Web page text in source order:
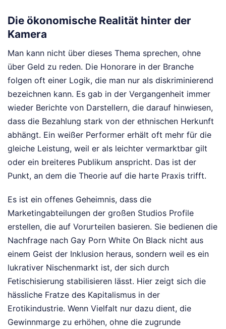
Die ökonomische Realität hinter der
Kamera
Man kann nicht über dieses Thema sprechen, ohne
über Geld zu reden. Die Honorare in der Branche
folgen oft einer Logik, die man nur als diskriminierend
bezeichnen kann. Es gab in der Vergangenheit immer
wieder Berichte von Darstellern, die darauf hinwiesen,
dass die Bezahlung stark von der ethnischen Herkunft
abhängt. Ein weißer Performer erhält oft mehr für die
gleiche Leistung, weil er als leichter vermarktbar gilt
oder ein breiteres Publikum anspricht. Das ist der
Punkt, an dem die Theorie auf die harte Praxis trifft.
Es ist ein offenes Geheimnis, dass die
Marketingabteilungen der großen Studios Profile
erstellen, die auf Vorurteilen basieren. Sie bedienen die
Nachfrage nach Gay Porn White On Black nicht aus
einem Geist der Inklusion heraus, sondern weil es ein
lukrativer Nischenmarkt ist, der sich durch
Fetischisierung stabilisieren lässt. Hier zeigt sich die
hässliche Fratze des Kapitalismus in der
Erotikindustrie. Wenn Vielfalt nur dazu dient, die
Gewinnmarge zu erhöhen, ohne die zugrunde